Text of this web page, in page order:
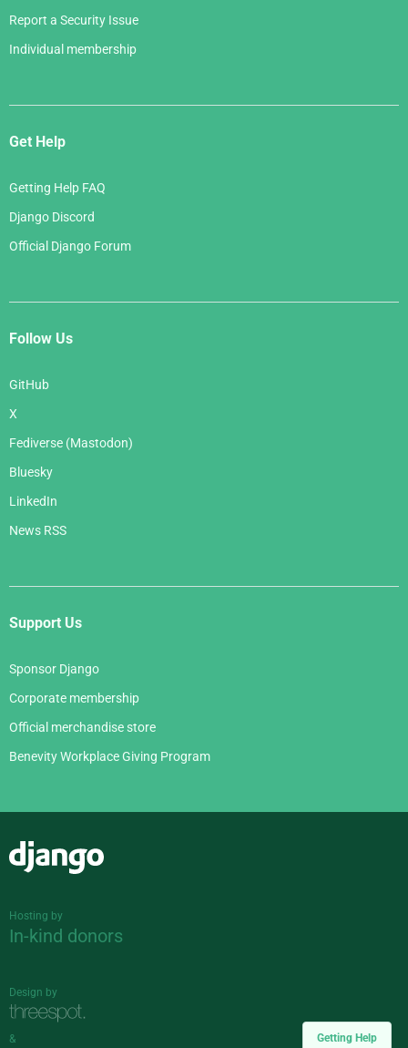
Getting Help
Report a Security Issue
Individual membership
Get Help
Getting Help FAQ
Django Discord
Official Django Forum
Follow Us
GitHub
X
Fediverse (Mastodon)
Bluesky
LinkedIn
News RSS
Support Us
Sponsor Django
Corporate membership
Official merchandise store
Benevity Workplace Giving Program
Hosting by
In-kind donors
Design by
&